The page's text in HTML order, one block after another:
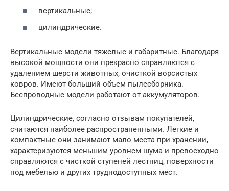
вертикальные;
цилиндрические.
Вертикальные модели тяжелые и габаритные. Благодаря
высокой мощности они прекрасно справляются с
удалением шерсти животных, очисткой ворсистых
ковров. Имеют больший объем пылесборника.
Беспроводные модели работают от аккумуляторов.
Цилиндрические, согласно отзывам покупателей,
считаются наиболее распространенными. Легкие и
компактные они занимают мало места при хранении,
характеризуются меньшим уровнем шума и превосходно
справляются с чисткой ступеней лестниц, поверхности
под мебелью и других труднодоступных мест.